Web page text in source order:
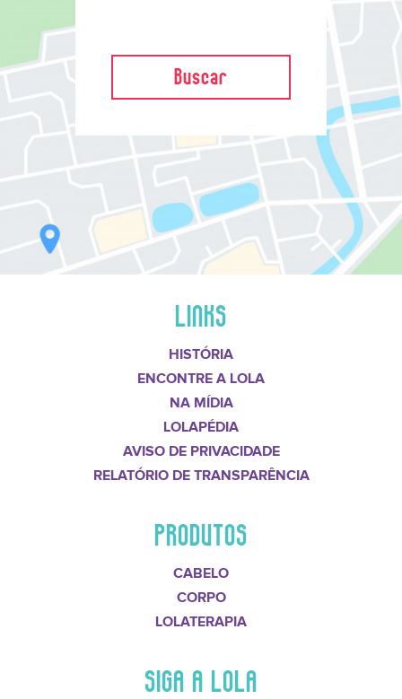
Buscar
LINKS
HISTÓRIA
ENCONTRE A LOLA
NA MÍDIA
LOLAPÉDIA
AVISO DE PRIVACIDADE
RELATÓRIO DE TRANSPARÊNCIA
PRODUTOS
CABELO
CORPO
LOLATERAPIA
SIGA A LOLA